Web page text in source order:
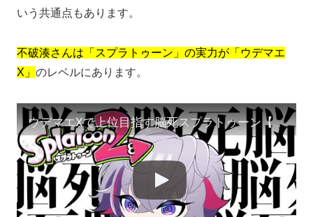
いう共通点もあります。
不破湊さんは「スプラトゥーン」の実力が「ウデマエ
X」 のレベルにあります。
ウデマエXで上位目指す脳死スプラトゥーン【にじさんじ】